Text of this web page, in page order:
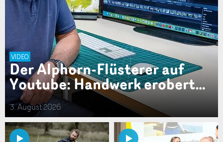
VIDEO
Der Alphorn-Flüsterer auf
Youtube: Handwerk erobert…
3. August 2026